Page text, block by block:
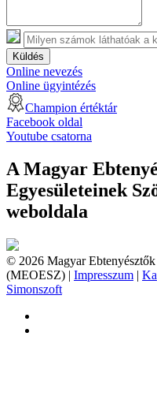
Küldés
Online nevezés
Online ügyintézés
Champion értéktár
Facebook oldal
Youtube csatorna
A Magyar
Egyesületeinek
weboldala
© 2026 Magyar Ebtenyésztők
(MEOESZ) | Impresszum |
Simonszoft